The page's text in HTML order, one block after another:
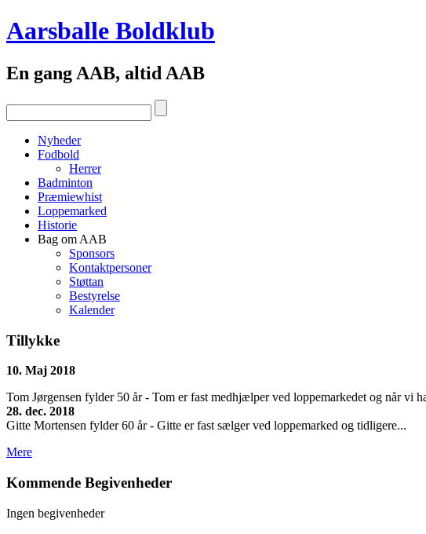
Aarsballe Boldklub
En gang AAB, altid AAB
Nyheder
Fodbold
Herrer
Badminton
Præmiewhist
Loppemarked
Historie
Bag om AAB
Sponsors
Kontaktpersoner
Støttan
Bestyrelse
Kalender
Tillykke
10. Maj 2018
Tom Jørgensen fylder 50 år - Tom er fast medhjælper ved loppemarkedet og når
28. dec. 2018
Gitte Mortensen fylder 60 år - Gitte er fast sælger ved loppemarked og tidligere...
Mere
Kommende Begivenheder
Ingen begivenheder